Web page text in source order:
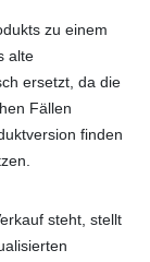
zu einem
alte
ersetzt, da die
Fällen
finden
steht, stellt